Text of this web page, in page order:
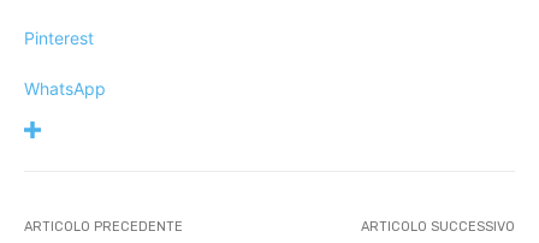
Pinterest
WhatsApp
ARTICOLO PRECEDENTE ARTICOLO SUCCESSIVO